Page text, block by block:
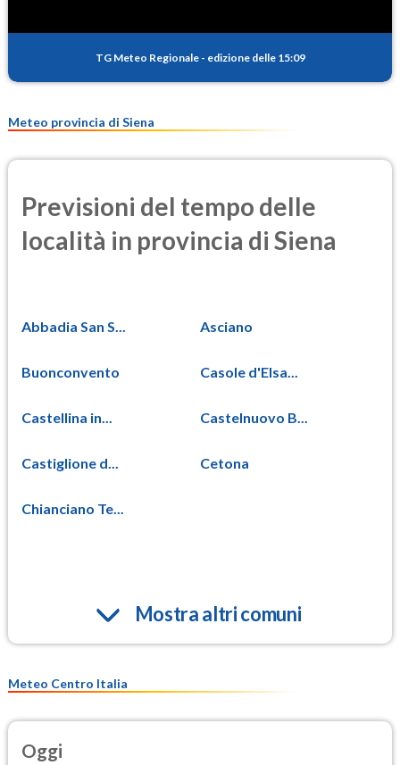
PM25
TG Meteo Regionale - edizione delle 15:09
Meteo provincia di Siena
Previsioni del tempo delle
località in provincia di Siena
Abbadia San S... Asciano
Buonconvento Casole d'Elsa...
Castellina in... Castelnuovo B...
Castiglione d... Cetona
Chianciano Te...
Mostra altri comuni
Meteo Centro Italia
Oggi